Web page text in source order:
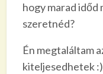
hogy marad időd
szeretnéd?
Én megtaláltam
kiteljesedhetek :)